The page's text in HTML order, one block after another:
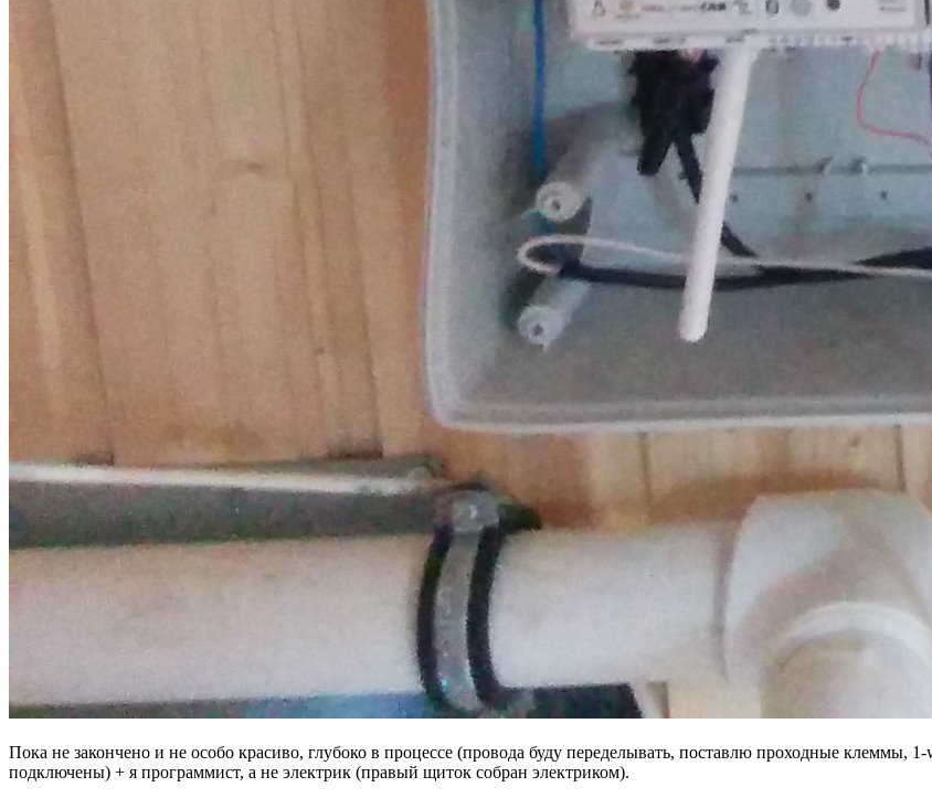
Пока не закончено и не особо красиво, глубоко в процессе (провода буду переделывать, поставлю проходные клеммы,
подключены) + я программист, а не электрик (правый щиток собран электриком).